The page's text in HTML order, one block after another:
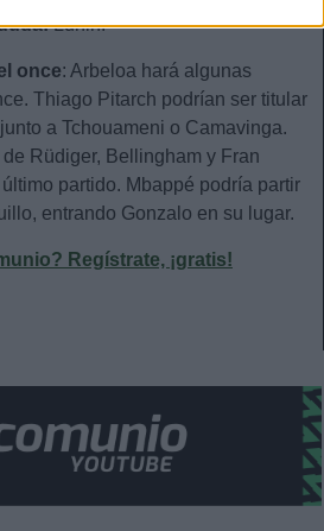
Lunin.
once: Arbeloa hará algunas
Thiago Pitarch podrían ser titular
a Tchouameni o Camavinga.
Rüdiger, Bellingham y Fran
partido. Mbappé podría partir
entrando Gonzalo en su lugar.
Regístrate, ¡gratis!